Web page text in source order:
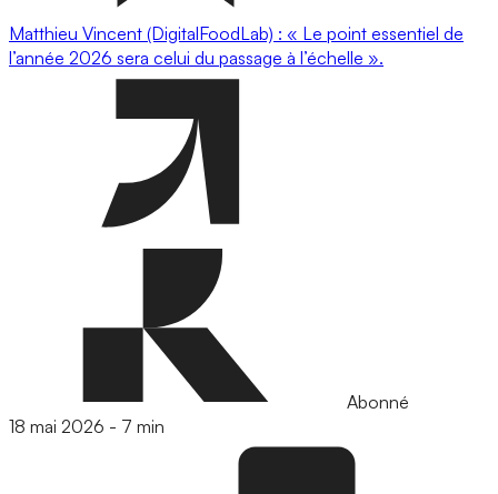
Matthieu Vincent (DigitalFoodLab) : « Le point essentiel de
l’année 2026 sera celui du passage à l’échelle ».
Abonné
18 mai 2026 - 7 min